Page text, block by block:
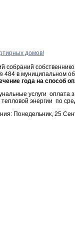
484 в муниципальном
года на способ
услуги оплата
энергии по
Понедельник, 25